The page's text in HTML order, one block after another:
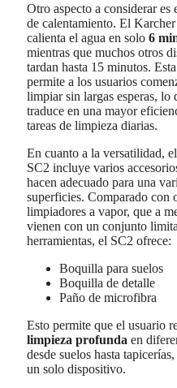
Otro aspecto a considerar es
de calentamiento. El
calienta el agua en solo 6
mientras que muchos otros
tardan hasta 15 minutos.
permite a los usuarios
limpiar sin largas esperas, lo
traduce en una mayor
tareas de limpieza diarias.
En cuanto a la versatilidad,
SC2 incluye varios
hacen adecuado para una
superficies. Comparado con
limpiadores a vapor, que a
vienen con un conjunto
herramientas, el SC2 ofrece:
Boquilla para suelos
Boquilla de detalle
Paño de microfibra
Esto permite que el usuario
limpieza profunda en
desde suelos hasta
un solo dispositivo.